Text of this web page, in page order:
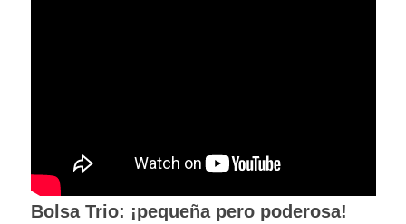
Bolsa Trio: ¡pequeña pero poderosa!